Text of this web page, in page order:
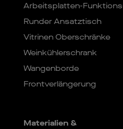
Arbeitsplatten-
Runder Ansatztisch
Vitrinen Oberschränke
Weinkühlerschrank
Wangenborde
Frontverlängerung
Materialien &